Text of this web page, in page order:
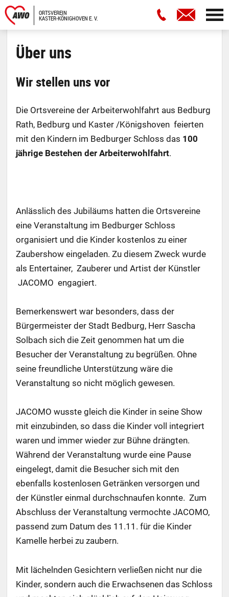
ORTSVEREIN
KASTER-KÖNIGHOVEN E. V.
Über uns
Wir stellen uns vor
Die Ortsvereine der Arbeiterwohlfahrt aus Bedburg
Rath, Bedburg und Kaster /Königshoven feierten
mit den Kindern im Bedburger Schloss das 100
jährige Bestehen der Arbeiterwohlfahrt.
Anlässlich des Jubiläums hatten die Ortsvereine
eine Veranstaltung im Bedburger Schloss
organisiert und die Kinder kostenlos zu einer
Zaubershow eingeladen. Zu diesem Zweck wurde
als Entertainer, Zauberer und Artist der Künstler
JACOMO engagiert.
Bemerkenswert war besonders, dass der
Bürgermeister der Stadt Bedburg, Herr Sascha
Solbach sich die Zeit genommen hat um die
Besucher der Veranstaltung zu begrüßen. Ohne
seine freundliche Unterstützung wäre die
Veranstaltung so nicht möglich gewesen.
JACOMO wusste gleich die Kinder in seine Show
mit einzubinden, so dass die Kinder voll integriert
waren und immer wieder zur Bühne drängten.
Während der Veranstaltung wurde eine Pause
eingelegt, damit die Besucher sich mit den
ebenfalls kostenlosen Getränken versorgen und
der Künstler einmal durchschnaufen konnte. Zum
Abschluss der Veranstaltung vermochte JACOMO,
passend zum Datum des 11.11. für die Kinder
Kamelle herbei zu zaubern.
Mit lächelnden Gesichtern verließen nicht nur die
Kinder, sondern auch die Erwachsenen das Schloss